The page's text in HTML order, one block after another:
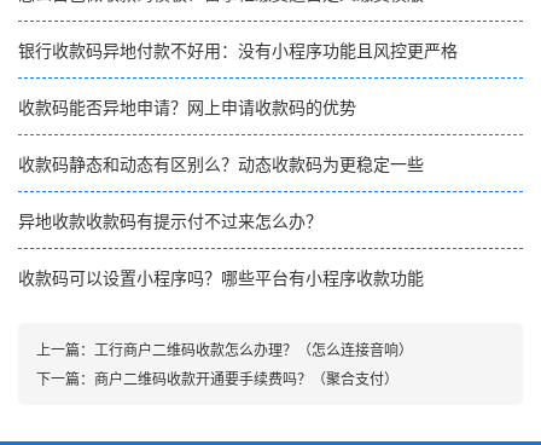
银行收款码异地付款不好用：没有小程序功能且风控更严格
收款码能否异地申请？网上申请收款码的优势
收款码静态和动态有区别么？动态收款码为更稳定一些
异地收款收款码有提示付不过来怎么办？
收款码可以设置小程序吗？哪些平台有小程序收款功能
上一篇： 工行商户二维码收款怎么办理？（怎么连接音响）
下一篇： 商户二维码收款开通要手续费吗？（聚合支付）